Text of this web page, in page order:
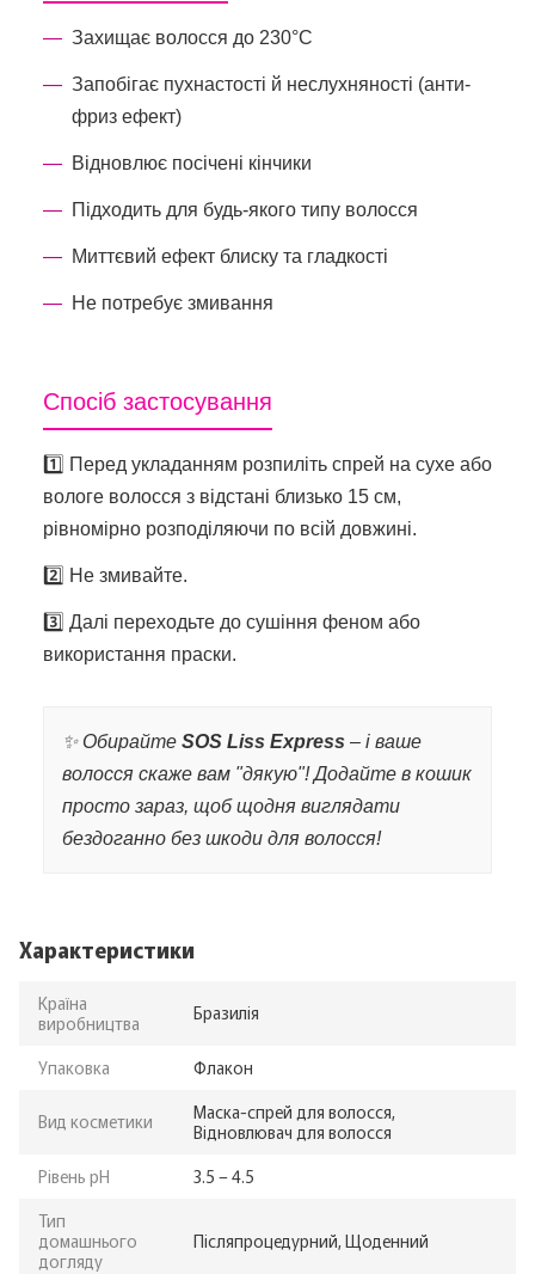
Захищає волосся до 230°C
Запобігає пухнастості й неслухняності (анти-
фриз ефект)
Відновлює посічені кінчики
Підходить для будь-якого типу волосся
Миттєвий ефект блиску та гладкості
Не потребує змивання
Спосіб застосування
1️⃣ Перед укладанням розпиліть спрей на сухе або
вологе волосся з відстані близько 15 см,
рівномірно розподіляючи по всій довжині.
2️⃣ Не змивайте.
3️⃣ Далі переходьте до сушіння феном або
використання праски.
✨ Обирайте SOS Liss Express – і ваше
волосся скаже вам "дякую"! Додайте в кошик
просто зараз, щоб щодня виглядати
бездоганно без шкоди для волосся!
Характеристики
Країна
виробництва
Бразилія
Упаковка Флакон
Вид косметики
Маска-спрей для волосся,
Відновлювач для волосся
Рівень pH
3.5 – 4.5
Тип
домашнього
догляду
Післяпроцедурний, Щоденний